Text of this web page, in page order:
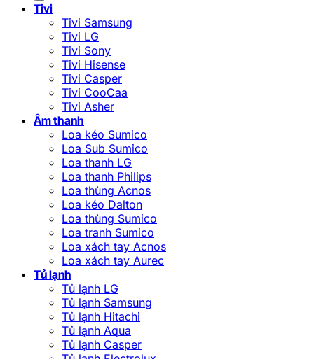
Tivi
Tivi Samsung
Tivi LG
Tivi Sony
Tivi Hisense
Tivi Casper
Tivi CooCaa
Tivi Asher
Âm thanh
Loa kéo Sumico
Loa Sub Sumico
Loa thanh LG
Loa thanh Philips
Loa thùng Acnos
Loa kéo Dalton
Loa thùng Sumico
Loa tranh Sumico
Loa xách tay Acnos
Loa xách tay Aurec
Tủ lạnh
Tủ lạnh LG
Tủ lạnh Samsung
Tủ lạnh Hitachi
Tủ lạnh Aqua
Tủ lạnh Casper